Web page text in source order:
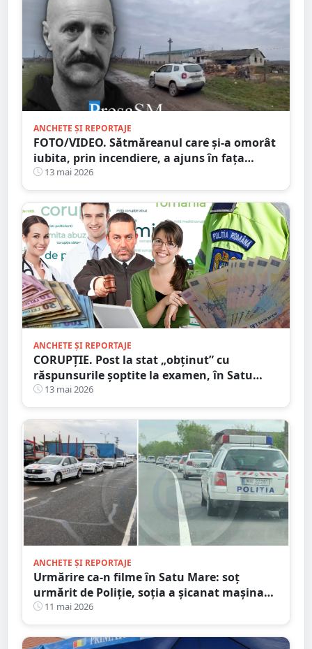
ANCHETE ȘI REPORTAJE
FOTO/VIDEO. Sătmăreanul care și-a omorât
iubita, prin incendiere, a ajuns în fața
judecătorilor
13 mai 2026
ANCHETE ȘI REPORTAJE
CORUPȚIE. Post la stat „obținut” cu
răspunsurile șoptite la examen, în Satu
Mare. Nici la muncă nu trebuie să mergi
13 mai 2026
ANCHETE ȘI REPORTAJE
Urmărire ca-n filme în Satu Mare: soț
urmărit de Poliție, soția a șicanat mașina
polițiștilor
11 mai 2026